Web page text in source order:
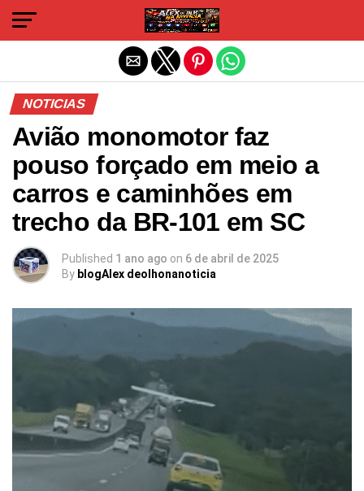
NOTICIAS
Avião monomotor faz
pouso forçado em meio a
carros e caminhões em
trecho da BR-101 em SC
Published 1 ano ago on 6 de abril de 2025
By blogAlex deolhonanoticia
Sair da versão mobile